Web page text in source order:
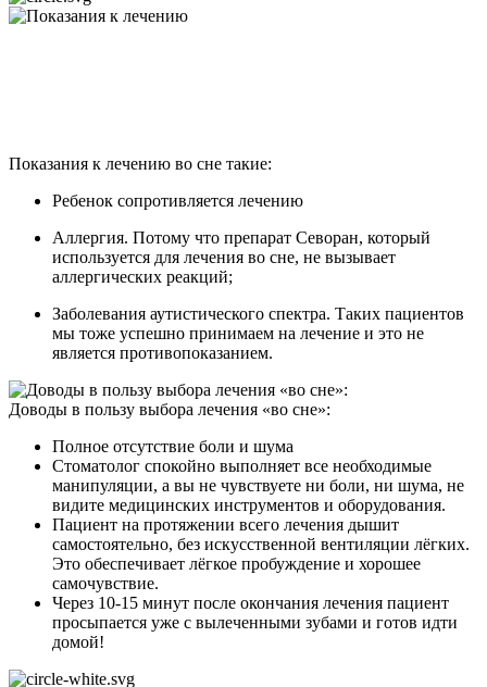
Показания к лечению во сне такие:
Ребенок сопротивляется лечению
Аллергия. Потому что препарат Севоран, который
используется для лечения во сне, не вызывает
аллергических реакций;
Заболевания аутистического спектра. Таких пациентов
мы тоже успешно принимаем на лечение и это не
является противопоказанием.
Доводы в пользу выбора лечения «во сне»:
Полное отсутствие боли и шума
Стоматолог спокойно выполняет все необходимые
манипуляции, а вы не чувствуете ни боли, ни шума, не
видите медицинских инструментов и оборудования.
Пациент на протяжении всего лечения дышит
самостоятельно, без искусственной вентиляции лёгких.
Это обеспечивает лёгкое пробуждение и хорошее
самочувствие.
Через 10-15 минут после окончания лечения пациент
просыпается уже с вылеченными зубами и готов идти
домой!